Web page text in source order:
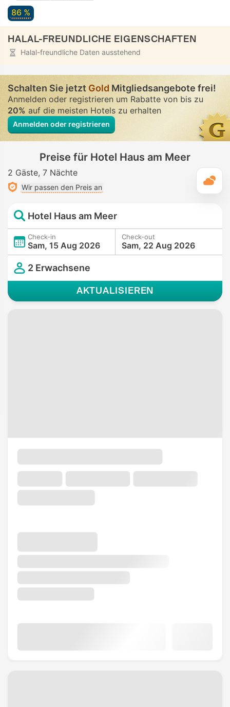
86 %
HALAL-FREUNDLICHE EIGENSCHAFTEN
Halal-freundliche Daten ausstehend
Schalten Sie jetztGold Mitgliedsangebote frei!
Anmelden oder registrieren um Rabatte von bis zu
20%auf die meisten Hotels zu erhalten
Anmelden oder registrieren
Preise für Hotel Haus am Meer
2 Gäste 7 Nächte
Wir passen den Preis an
Hotel Haus am Meer
Check-in
Sam, 15 Aug 2026
Check-out
Sam, 22 Aug 2026
2 Erwachsene
AKTUALISIEREN